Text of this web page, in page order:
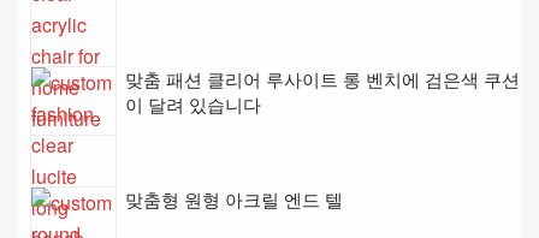
맞춤 패션 클리어 루사이트 롱 벤치에 검은색 쿠션
이 달려 있습니다
맞춤형 원형 아크릴 엔드 텔